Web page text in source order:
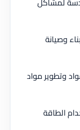
وصيانة
وتطوير مواد
الطاقة